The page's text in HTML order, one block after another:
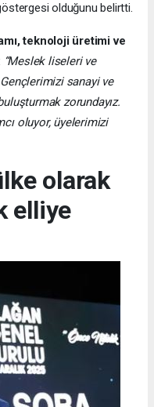
olduğunu belirtti.
teknoloji üretimi ve
“Meslek liseleri ve
sanayi ve
zorundayız.
oluyor, üyelerimizi
olarak
elliye